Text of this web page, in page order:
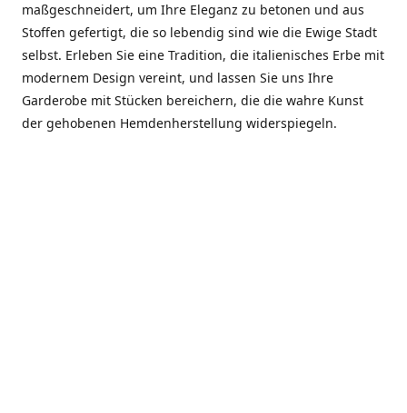
maßgeschneidert, um Ihre Eleganz zu betonen und aus
Stoffen gefertigt, die so lebendig sind wie die Ewige Stadt
selbst. Erleben Sie eine Tradition, die italienisches Erbe mit
modernem Design vereint, und lassen Sie uns Ihre
Garderobe mit Stücken bereichern, die die wahre Kunst
der gehobenen Hemdenherstellung widerspiegeln.